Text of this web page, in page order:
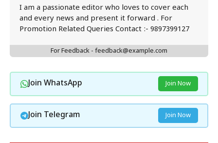
I am a passionate editor who loves to cover each
and every news and present it forward . For
Promotion Related Queries Contact :- 9897399127
For Feedback - feedback@example.com
Join WhatsApp Join Now
Join Telegram Join Now